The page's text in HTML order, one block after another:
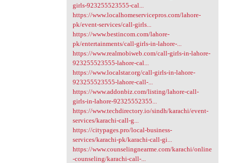
girls-923255523555-cal...
https://www.localhomeservicepros.com/lahore-
pk/event-services/call-girls...
https://www.bestincom.com/lahore-
pk/entertainments/call-girls-in-lahore-...
https://www.realmobiweb.com/call-girls-in-lahore-
923255523555-lahore-cal...
https://www.localstar.org/call-girls-in-lahore-
923255523555-lahore-call-...
https://www.addonbiz.com/listing/lahore-call-
girls-in-lahore-92325552355...
https://www.techdirectory.io/sindh/karachi/event-
services/karachi-call-g...
https://citypages.pro/local-business-
services/karachi-pk/karachi-call-gi...
https://www.counselingnearme.com/karachi/online
-counseling/karachi-call-...